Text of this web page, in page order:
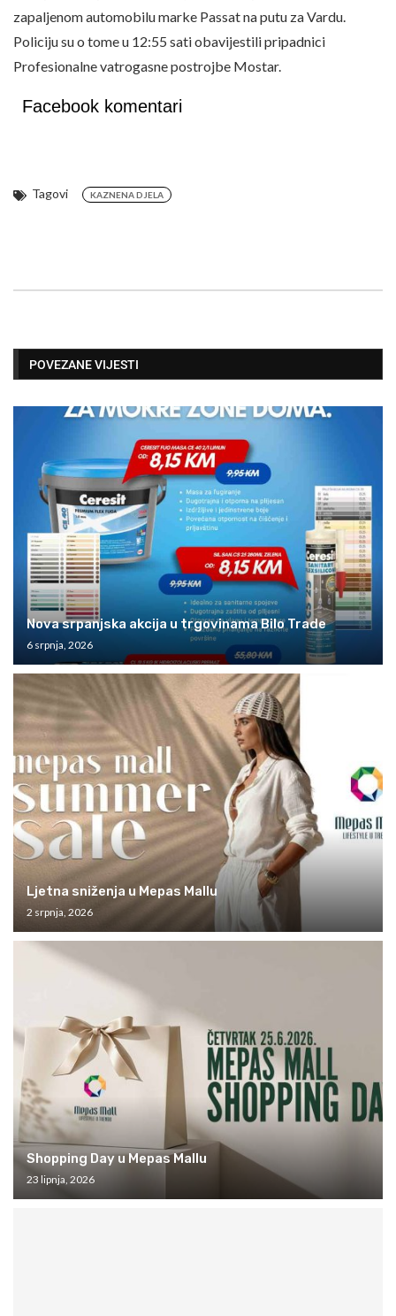
zapaljenom automobilu marke Passat na putu za Vardu.
Policiju su o tome u 12:55 sati obavijestili pripadnici
Profesionalne vatrogasne postrojbe Mostar.
Facebook komentari
Tagovi KAZNENA DJELA
POVEZANE VIJESTI
Nova srpanjska akcija u trgovinama Bilo Trade
6 srpnja, 2026
Ljetna sniženja u Mepas Mallu
2 srpnja, 2026
Shopping Day u Mepas Mallu
23 lipnja, 2026